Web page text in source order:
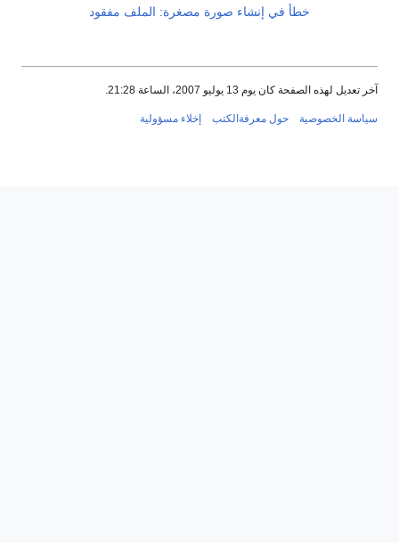
خطأ في إنشاء صورة مصغرة: الملف مفقود
آخر تعديل لهذه الصفحة كان يوم 13 يوليو 2007، الساعة 21:28.
سياسة الخصوصية حول معرفةالكتب إخلاء مسؤولية